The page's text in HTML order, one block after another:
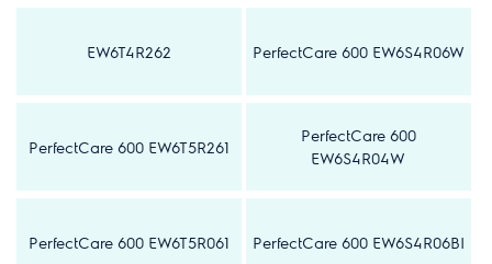
EW6T4R262 PerfectCare 600 EW6S4R06W
PerfectCare 600 EW6T5R261
PerfectCare 600
EW6S4R04W
PerfectCare 600 EW6T5R061 PerfectCare 600 EW6S4R06BI